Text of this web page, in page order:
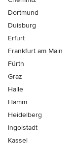
Dortmund
Duisburg
Erfurt
Frankfurt am Main
Fürth
Graz
Halle
Hamm
Heidelberg
Ingolstadt
Kassel